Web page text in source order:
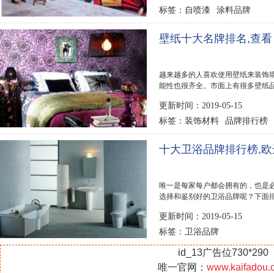
标签： 自喷漆 涂料品牌
壁纸十大名牌排名,查
越来越多的人喜欢使用壁纸来装饰
能性也很齐全。市面上有很多壁纸
更新时间：2019-05-15
标签： 装饰材料 品牌排行榜
十大卫浴品牌排行榜,
唯一是每家每户都会拥有的，也是
选择和鉴别好的卫浴品牌呢？下面
更新时间：2019-05-15
标签： 卫浴品牌
id_13广告位730*290
唯一官网：